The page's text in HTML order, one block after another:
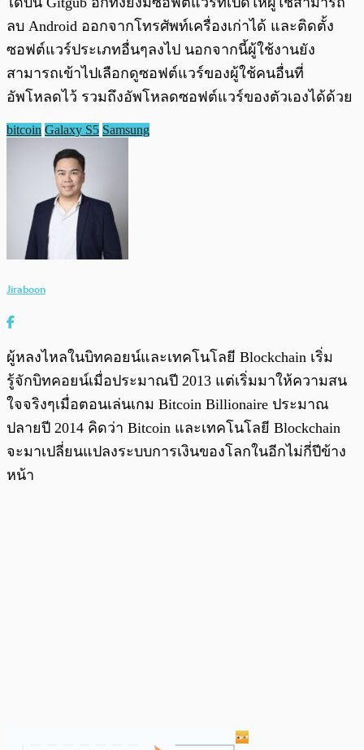
ลบ Android ออกจากโทรศัพท์เครื่องเก่าได้ และติดตั้ง
ซอฟต์แวร์ประเภทอื่นๆลงไป นอกจากนี้ผู้ใช้งานยัง
สามารถเข้าไปเลือกดูซอฟต์แวร์ของผู้ใช้คนอื่นที่
อัพโหลดไว้ รวมถึงอัพโหลดซอฟต์แวร์ของตัวเองได้ด้วย
bitcoin Galaxy S5 Samsung
Jiraboon
ผู้หลงไหลในบิทคอยน์และเทคโนโลยี Blockchain เริ่ม
รู้จักบิทคอยน์เมื่อประมาณปี 2013 แต่เริ่มมาให้ความสน
ใจจริงๆเมื่อตอนเล่นเกม Bitcoin Billionaire ประมาณ
ปลายปี 2014 คิดว่า Bitcoin และเทคโนโลยี Blockchain
จะมาเปลี่ยนแปลงระบบการเงินของโลกในอีกไม่กี่ปีข้าง
หน้า